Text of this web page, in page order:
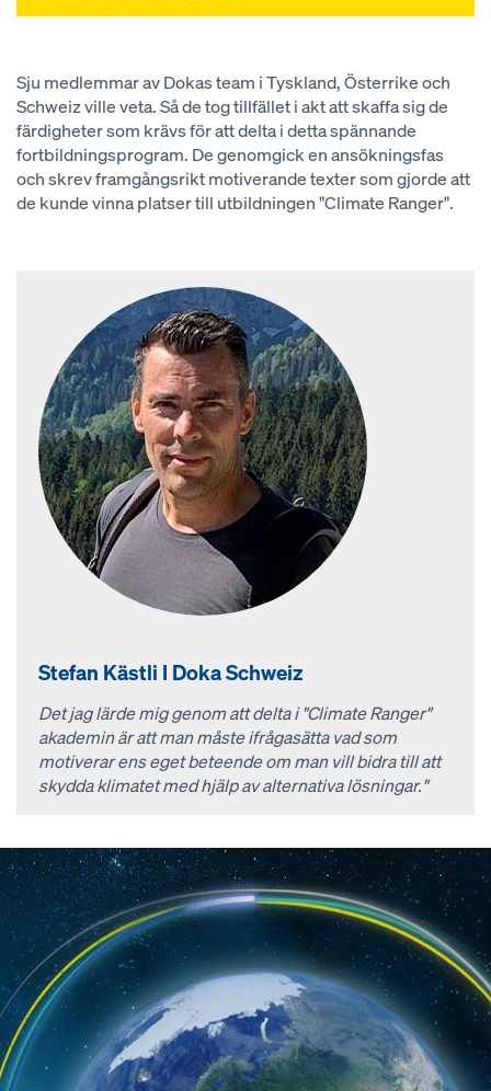
Sju medlemmar av Dokas team i Tyskland, Österrike och
Schweiz ville veta. Så de tog tillfället i akt att skaffa sig de
färdigheter som krävs för att delta i detta spännande
fortbildningsprogram. De genomgick en ansökningsfas
och skrev framgångsrikt motiverande texter som gjorde att
de kunde vinna platser till utbildningen "Climate Ranger".
Stefan Kästli I Doka Schweiz
Det jag lärde mig genom att delta i "Climate Ranger"
akademin är att man måste ifrågasätta vad som
motiverar ens eget beteende om man vill bidra till att
skydda klimatet med hjälp av alternativa lösningar."